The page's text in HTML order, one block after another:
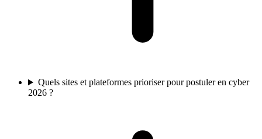
Quels sites et plateformes prioriser pour postuler en cyber
2026 ?